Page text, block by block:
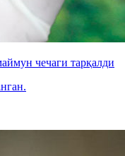
чечаги тарқалди